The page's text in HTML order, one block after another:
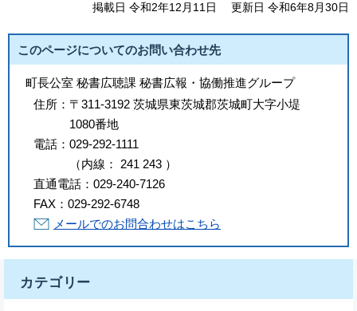
掲載日 令和2年12月11日 更新日 令和6年8月30日
このページについてのお問い合わせ先
町長公室 秘書広聴課 秘書広報・協働推進グループ
住所： 〒311-3192 茨城県東茨城郡茨城町大字小堤
1080番地
電話： 029-292-1111
（内線 ： 241 243 ）
直通電話： 029-240-7126
FAX： 029-292-6748
メールでのお問合わせはこちら
カテゴリー